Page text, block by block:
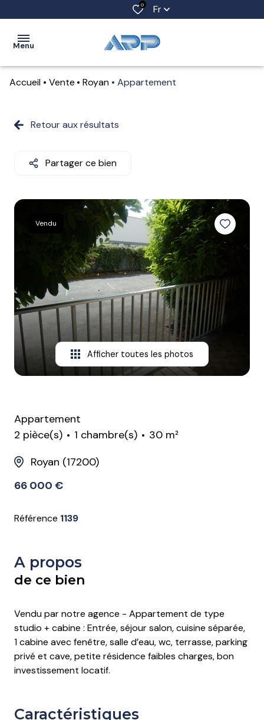
0 Fr
Menu
VENTES
LOCATIONS
ESTIMATION
CONTACT
Accueil Vente Royan Appartement
Retour aux résultats
Partager ce bien
Vendu
Afficher toutes les photos
Appartement
2 pièce(s)
1 chambre(s)
30 m²
Royan (17200)
66 000 €
Référence 1139
A propos
de ce bien
Vendu par notre agence - Appartement de type
studio + cabine : Entrée, séjour salon, cuisine séparée,
1 cabine avec fenêtre, salle d’eau, wc, terrasse, parking
privé et cave, petite résidence faibles charges, bon
investissement locatif.
Caractéristiques